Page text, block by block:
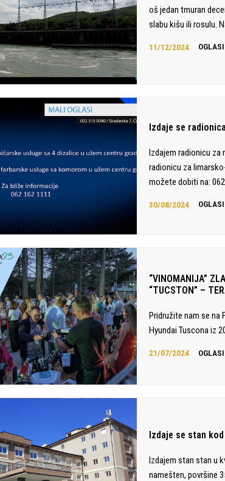
oš jedan tmuran
slabu kišu ili rosulu.
11/12/2024 OGLASI
Izdaje se
Izdajem radionicu za
radionicu za
možete dobiti na:
30/08/2024 OGLASI
“VINOMANIJA”
“TUCSTON” –
Pridružite nam se na
Hyundai Tuscona iz
21/07/2024 OGLASI
Izdaje se stan
Izdajem stan stan u
namešten, površine